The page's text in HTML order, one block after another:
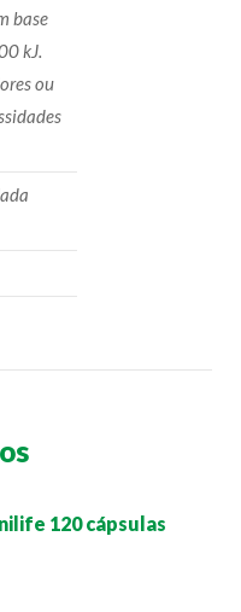
base
kJ.
ou
120 cápsulas